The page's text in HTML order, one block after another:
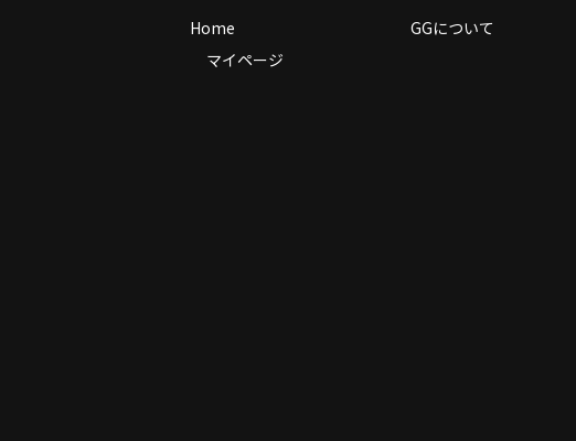
Home
マイページ
GGについて